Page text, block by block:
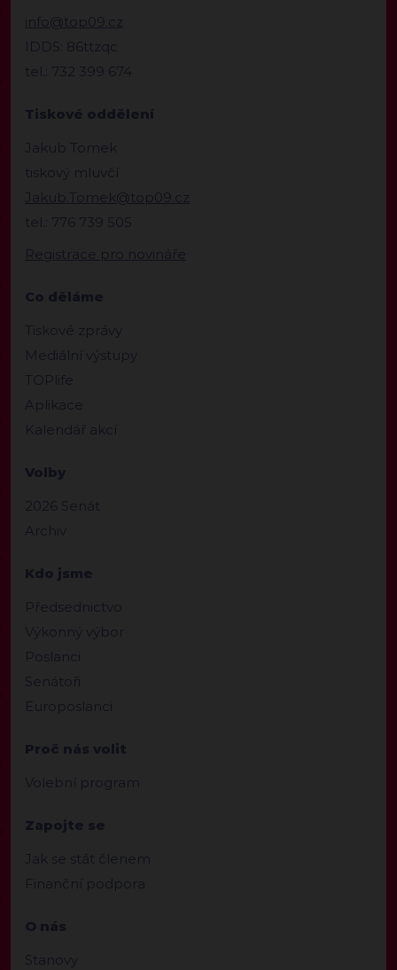
info@top09.cz
IDDS: 86ttzqc
tel.: 732 399 674
Tiskové oddělení
Jakub Tomek
tiskový mluvčí
Jakub.Tomek@top09.cz
tel.: 776 739 505
Registrace pro novináře
Co děláme
Tiskové zprávy
Mediální výstupy
TOPlife
Aplikace
Kalendář akcí
Volby
2026 Senát
Archiv
Kdo jsme
Předsednictvo
Výkonný výbor
Poslanci
Senátoři
Europoslanci
Proč nás volit
Volební program
Zapojte se
Jak se stát členem
Finanční podpora
O nás
Stanovy